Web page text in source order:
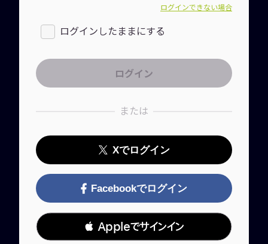
ログインできない場合
ログインしたままにする
または
Xでログイン
Facebookでログイン
 Appleでサインイン